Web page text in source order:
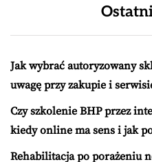
Jak wybrać autoryzowany
uwagę przy zakupie i
Czy szkolenie BHP przez
kiedy online ma sens i jak
Rehabilitacja po porażeniu